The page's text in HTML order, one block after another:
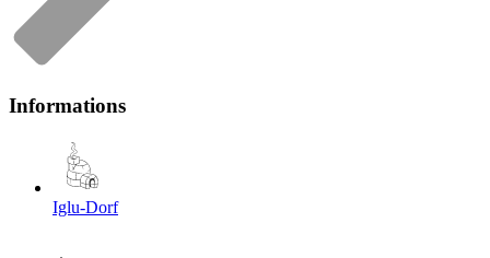
Informations
Iglu-Dorf